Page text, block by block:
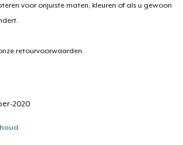
voor onjuiste maten, kleuren of als u gewoon
retourvoorwaarden.
2020